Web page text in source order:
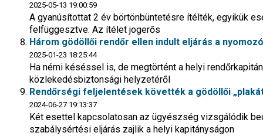
2025-05-13 19:00:59
A gyanúsítottat 2 év börtönbüntetésre ítélték, egyikük
felfüggesztve. Az ítélet jogerős
Három gödöllői rendőr ellen indult eljárás a
2025-01-23 18:25:44
Ha némi késéssel is, de megtörtént a helyi
közlekedésbiztonsági helyzetéről
Rendőrségi feljelentések követték a gödöllői
2024-06-27 19:13:37
Két esettel kapcsolatosan az ügyészség vizsgálódik
szabálysértési eljárás zajlik a helyi kapitányságon